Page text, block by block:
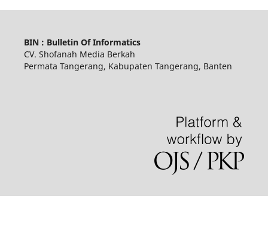
BIN : Bulletin Of Informatics
CV. Shofanah Media Berkah
Permata Tangerang, Kabupaten Tangerang, Banten